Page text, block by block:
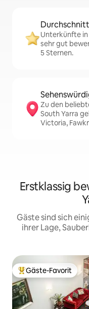
Unterkünfte in
sehr gut
5 Sternen.
Zu den
South Yarra
Victoria,
Erstklassig
Gäste sind sich
ihrer Lage,
Beliebter Gäste-
Gäste-Favorit